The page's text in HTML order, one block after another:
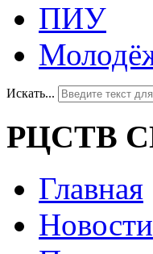
ПИУ
Искать...
РЦСТВ
Главная
Новости